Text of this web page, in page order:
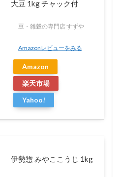
大豆 1kg チャック付
豆・雑穀の専門店 すずや
Amazonレビューをみる
Amazon
楽天市場
Yahoo!
伊勢惣 みやここうじ 1kg